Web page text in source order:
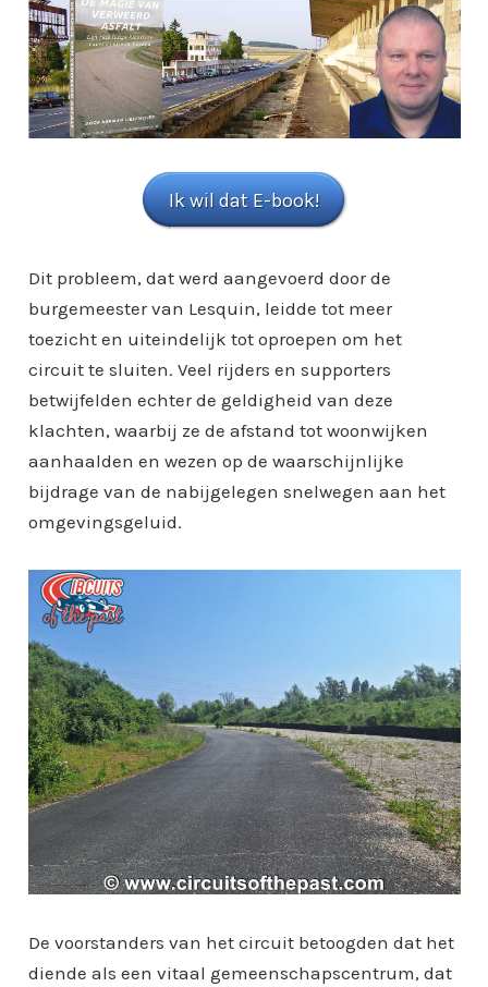
Ik wil dat E-book!
Dit probleem, dat werd aangevoerd door de
burgemeester van Lesquin, leidde tot meer
toezicht en uiteindelijk tot oproepen om het
circuit te sluiten. Veel rijders en supporters
betwijfelden echter de geldigheid van deze
klachten, waarbij ze de afstand tot woonwijken
aanhaalden en wezen op de waarschijnlijke
bijdrage van de nabijgelegen snelwegen aan het
omgevingsgeluid.
De voorstanders van het circuit betoogden dat het
diende als een vitaal gemeenschapscentrum, dat